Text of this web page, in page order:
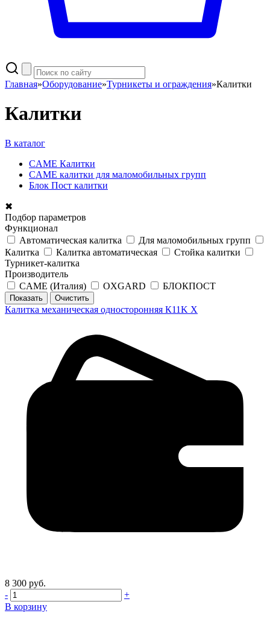
Главная»Оборудование»Турникеты и ограждения»Калитки
Калитки
В каталог
CAME Калитки
CAME калитки для маломобильных групп
Блок Пост калитки
✖
Подбор параметров
Функционал
Автоматическая калитка
Для маломобильных групп
Калитка
Калитка автоматическая
Стойка калитки
Турникет-калитка
Производитель
CAME (Италия)
OXGARD БЛОКПОСТ
Калитка механическая односторонняя К11K Х
8 300 руб.
-
+
В корзину